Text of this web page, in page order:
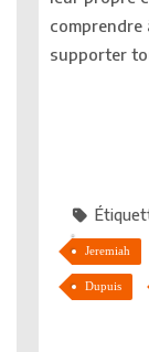
comprendre
supporter
Jeremiah
Dupuis